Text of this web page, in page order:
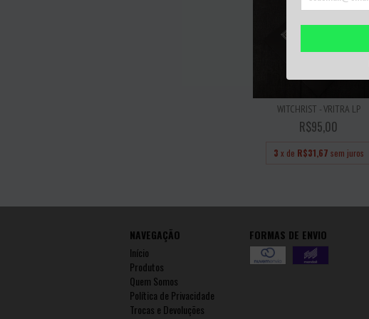
WITCHRIST - VRITRA LP
R$95,00
3 x de R$31,67 sem juros
NAVEGAÇÃO
Início
Produtos
Quem Somos
Política de Privacidade
Trocas e Devoluções
FORMAS DE ENVIO